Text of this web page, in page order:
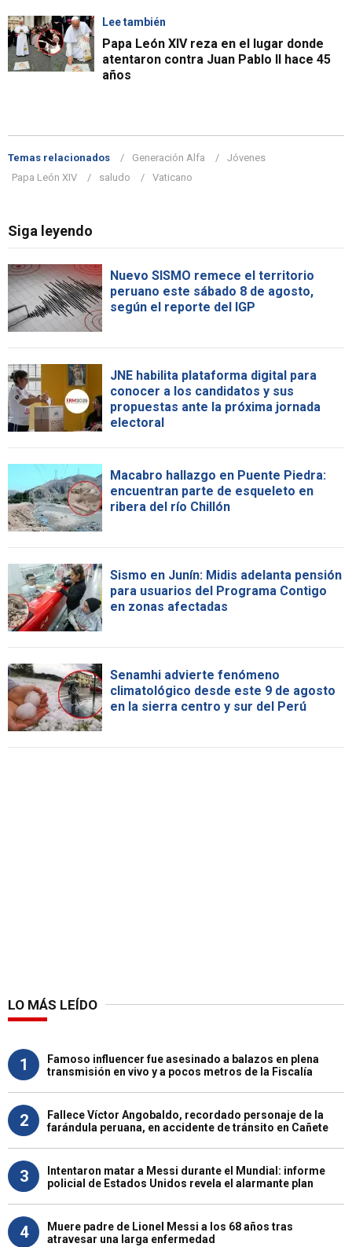
Lee también
Papa León XIV reza en el lugar donde
atentaron contra Juan Pablo II hace 45
años
Temas relacionados Generación Alfa
Jóvenes
Papa León XIV
saludo Vaticano
Siga leyendo
Nuevo SISMO remece el territorio
peruano este sábado 8 de agosto,
según el reporte del IGP
JNE habilita plataforma digital para
conocer a los candidatos y sus
propuestas ante la próxima jornada
electoral
Macabro hallazgo en Puente Piedra:
encuentran parte de esqueleto en
ribera del río Chillón
Sismo en Junín: Midis adelanta pensión
para usuarios del Programa Contigo
en zonas afectadas
Senamhi advierte fenómeno
climatológico desde este 9 de agosto
en la sierra centro y sur del Perú
LO MÁS LEÍDO
1
Famoso influencer fue asesinado a balazos en plena
transmisión en vivo y a pocos metros de la Fiscalía
2
Fallece Víctor Angobaldo, recordado personaje de la
farándula peruana, en accidente de tránsito en Cañete
3
Intentaron matar a Messi durante el Mundial: informe
policial de Estados Unidos revela el alarmante plan
4
Muere padre de Lionel Messi a los 68 años tras
atravesar una larga enfermedad